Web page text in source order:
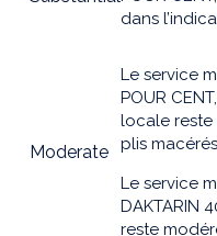
dans
Moderate
Le service
POUR
locale reste
plis
Le service
DAKTARIN
reste